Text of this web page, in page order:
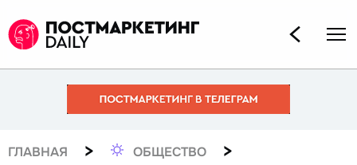
ГЛАВНАЯ > ОБЩЕСТВО >